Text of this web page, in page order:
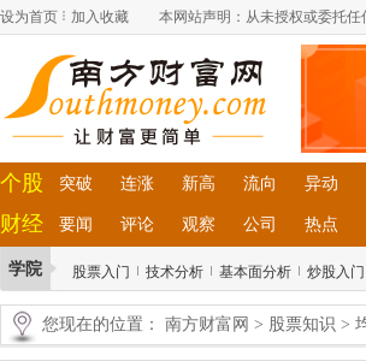
设为首页 加入收藏 本网站声明：从未授权或委托
个股 突破 连涨 新高 流向 异动
财经 要闻 评论 观察 公司 热点
学院 股票入门 技术分析 基本面分析 炒股入门
您现在的位置： 南方财富网 > 股票知识 >